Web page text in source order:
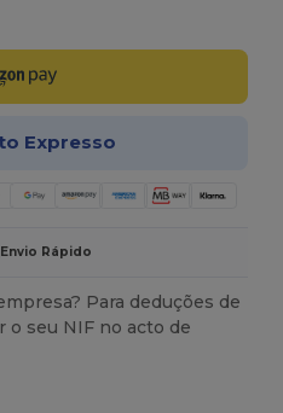
Expresso
Envio Rápido
Para deduções de
o seu NIF no acto de